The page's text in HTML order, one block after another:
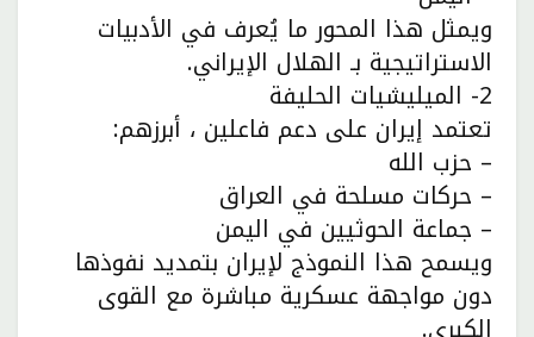
ويمثل هذا المحور ما يُعرف في الأدبيات
الاستراتيجية بـ الهلال الإيراني.
2- الميليشيات الحليفة
تعتمد إيران على دعم فاعلين ، أبرزهم:
– حزب الله
– حركات مسلحة في العراق
– جماعة الحوثيين في اليمن
ويسمح هذا النموذج لإيران بتمديد نفوذها
دون مواجهة عسكرية مباشرة مع القوى